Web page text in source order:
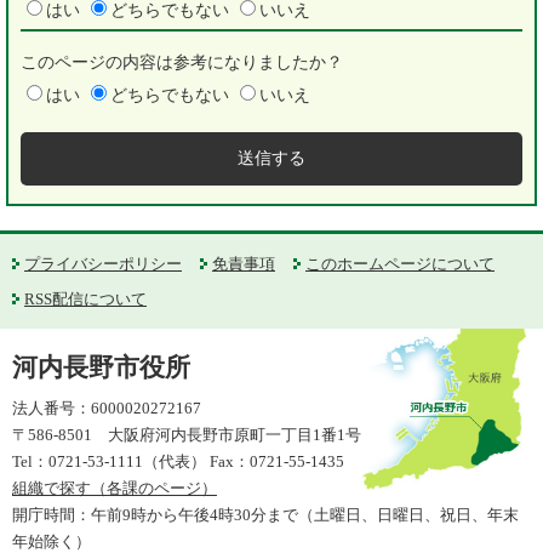
はい
どちらでもない いいえ
このページの内容は参考になりましたか？
はい
どちらでもない いいえ
プライバシーポリシー 免責事項
このホームページについて
RSS配信について
河内長野市役所
法人番号：6000020272167
〒586-8501 大阪府河内長野市原町一丁目1番1号
Tel：0721-53-1111（代表） Fax：0721-55-1435
組織で探す（各課のページ）
開庁時間：午前9時から午後4時30分まで（土曜日、日曜日、祝日、年末
年始除く）